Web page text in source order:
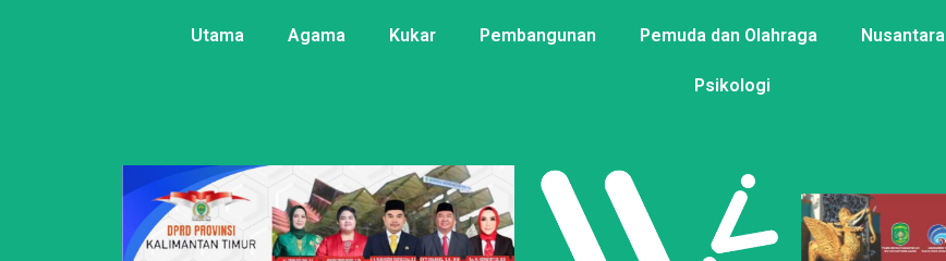
Utama Agama Kukar Pembangunan Pemuda dan Olahraga Nusantara
Psikologi